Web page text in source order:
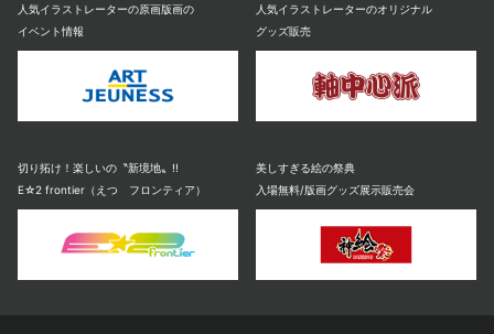
人気イラストレーターの原画版画の
イベント情報
人気イラストレーターのオリジナル
グッズ販売
切り拓け！楽しいの〝新境地〟!!
E☆2 frontier（えつ フロンティア）
美しすぎる絵の祭典
入場無料/版画グッズ展示販売会